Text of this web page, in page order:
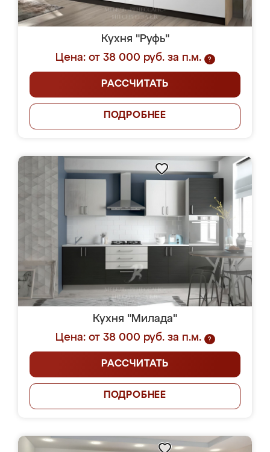
Кухня "Руфь"
Цена: от 38 000 руб. за п.м.
?
РАССЧИТАТЬ
ПОДРОБНЕЕ
Кухня "Милада"
Цена: от 38 000 руб. за п.м.
?
РАССЧИТАТЬ
ПОДРОБНЕЕ